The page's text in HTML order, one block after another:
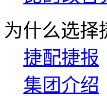
为什么选择
捷配捷报
集团介绍